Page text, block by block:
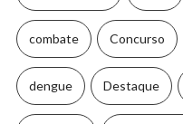
combate Concurso
dengue Destaque